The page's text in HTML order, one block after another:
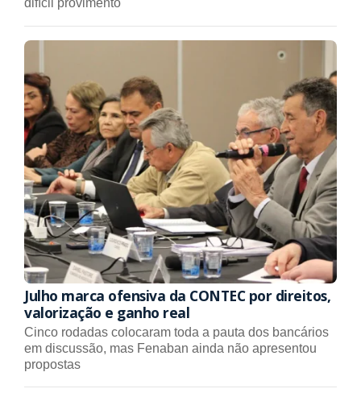
difícil provimento
Julho marca ofensiva da CONTEC por direitos,
valorização e ganho real
Cinco rodadas colocaram toda a pauta dos bancários
em discussão, mas Fenaban ainda não apresentou
propostas